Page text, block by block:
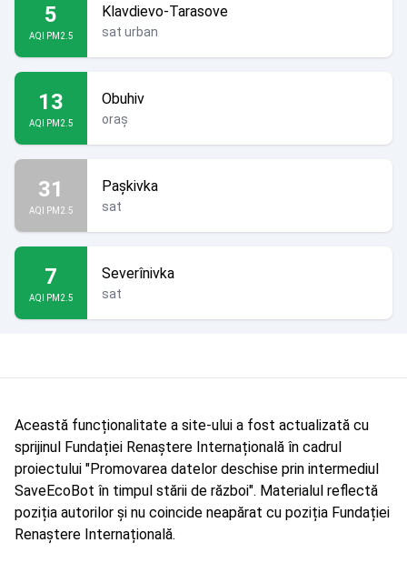
5
AQI PM2.5
Klavdievo-Tarasove
sat urban
13
AQI PM2.5
Obuhiv
oraș
31
AQI PM2.5
Pașkivka
sat
7
AQI PM2.5
Severînivka
sat
Această funcționalitate a site-ului a fost actualizată cu
sprijinul Fundației Renaștere Internațională în cadrul
proiectului "Promovarea datelor deschise prin intermediul
SaveEcoBot în timpul stării de război". Materialul reflectă
poziția autorilor și nu coincide neapărat cu poziția Fundației
Renaștere Internațională.